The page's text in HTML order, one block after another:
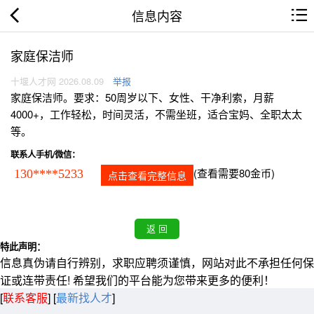
信息内容
家庭保洁师
十堰人才网 2026.08.09 举报
家庭保洁师。要求：50周岁以下、女性、干净利索，月薪
4000+，工作轻松，时间灵活，不需坐班，适合宝妈、全职太太
等。
联系人手机/微信：
130****5233 点击查看完整信息 (查看需要80金币)
特此声明：
信息真伪请自行辨别，求职应聘须谨慎，网站对此不承担任何保
证或连带责任! 希望我们的平台能为您带来更多的便利！
[联系客服] [最新找人才]